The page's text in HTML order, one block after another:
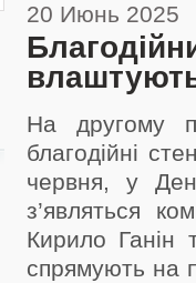
20 Июнь 2025
На другому
благодійні
червня, у
з’являться
Кирило Ганін
спрямують на